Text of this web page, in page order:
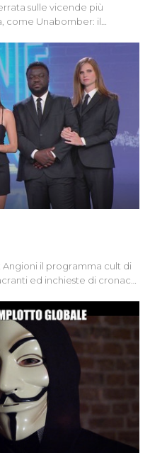
sulle vicende più
come Unabomber: il
potrebbe essere ancora in
zone d'ombra sul Mostro di
ancora oggi avvolte in un
dello speciale anche
realizzata ne...
il programma cult di
ed inchieste di cronaca